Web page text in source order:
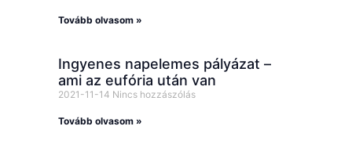
Tovább olvasom »
Ingyenes napelemes pályázat –
ami az eufória után van
2021-11-14 Nincs hozzászólás
Tovább olvasom »